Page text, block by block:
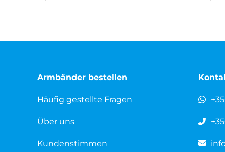
Armbänder bestellen
Häufig gestellte Fragen
Über uns
Kundenstimmen